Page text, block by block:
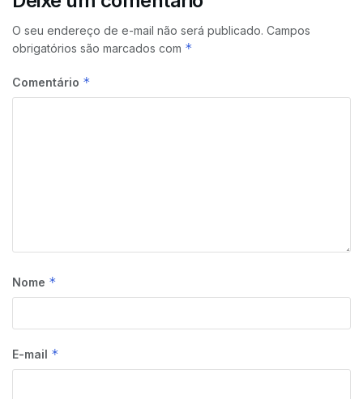
O seu endereço de e-mail não será publicado. Campos
obrigatórios são marcados com *
Comentário *
Nome *
E-mail *